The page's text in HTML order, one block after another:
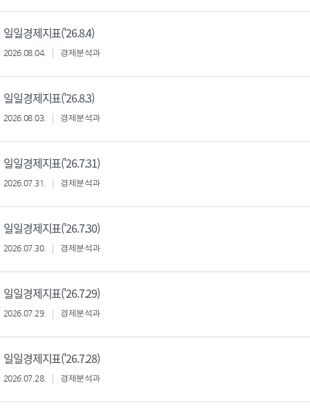
일일경제지표('26.8.4)
2026.08.04. 경제분석과
일일경제지표('26.8.3)
2026.08.03. 경제분석과
일일경제지표('26.7.31)
2026.07.31. 경제분석과
일일경제지표('26.7.30)
2026.07.30. 경제분석과
일일경제지표('26.7.29)
2026.07.29. 경제분석과
일일경제지표('26.7.28)
2026.07.28. 경제분석과